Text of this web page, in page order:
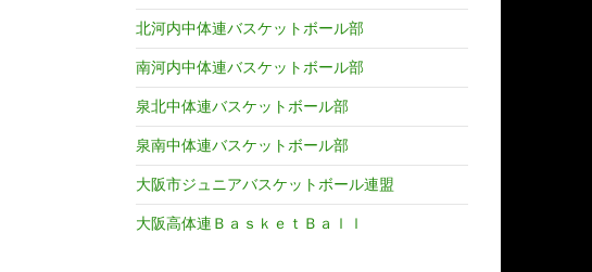
北河内中体連バスケットボール部
南河内中体連バスケットボール部
泉北中体連バスケットボール部
泉南中体連バスケットボール部
大阪市ジュニアバスケットボール連盟
大阪高体連ＢａｓｋｅｔＢａｌｌ